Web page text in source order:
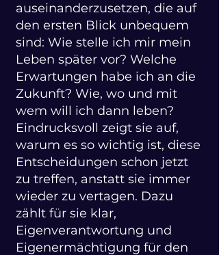
auseinanderzusetzen, die auf
den ersten Blick unbequem
sind: Wie stelle ich mir mein
Leben später vor? Welche
Erwartungen habe ich an die
Zukunft? Wie, wo und mit
wem will ich dann leben?
Eindrucksvoll zeigt sie auf,
warum es so wichtig ist, diese
Entscheidungen schon jetzt
zu treffen, anstatt sie immer
wieder zu vertagen. Dazu
zählt für sie klar,
Eigenverantwortung und
Eigenermächtigung für den